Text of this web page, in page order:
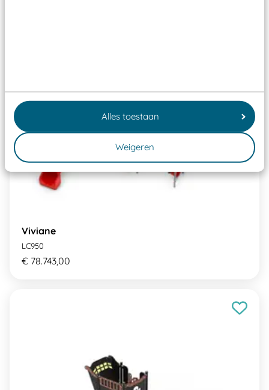
Alles toestaan
Weigeren
Viviane
LC950
€ 78.743,00